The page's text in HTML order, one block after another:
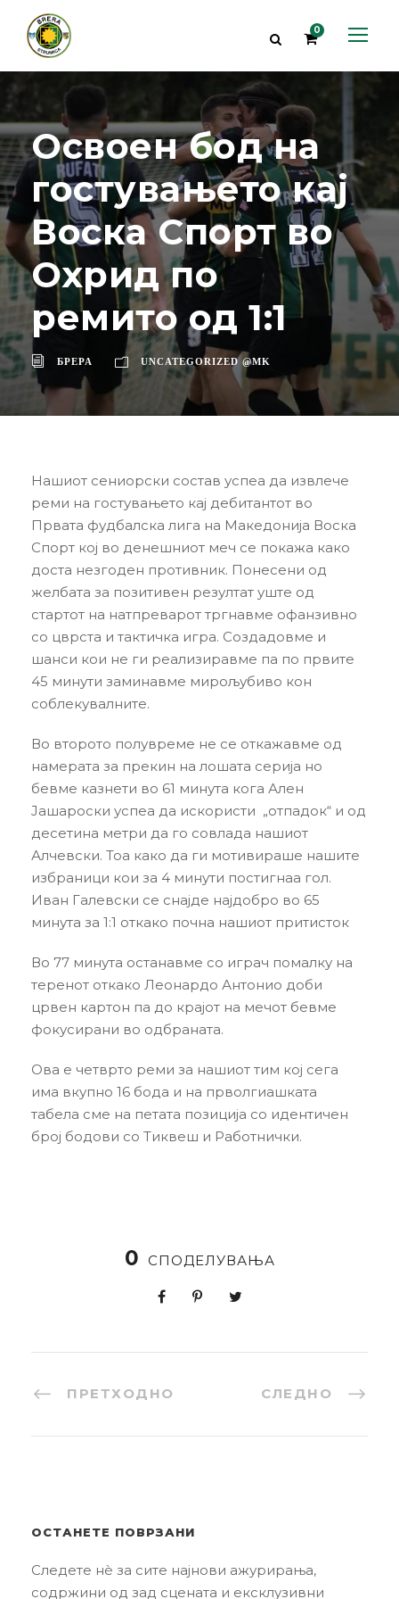
0
Освоен бод на
гостувањето кај
Воска Спорт во
Охрид по
ремито од 1:1
БРЕРА UNCATEGORIZED @MK
Нашиот сениорски состав успеа да извлече
реми на гостувањето кај дебитантот во
Првата фудбалска лига на Македонија Воска
Спорт кој во денешниот меч се покажа како
доста незгоден противник. Понесени од
желбата за позитивен резултат уште од
стартот на натпреварот тргнавме офанзивно
со цврста и тактичка игра. Создадовме и
шанси кои не ги реализиравме па по првите
45 минути заминавме мирољубиво кон
соблекувалните.
Во второто полувреме не се откажавме од
намерата за прекин на лошата серија но
бевме казнети во 61 минута кога Ален
Јашароски успеа да искористи „отпадок“ и од
десетина метри да го совлада нашиот
Алчевски. Тоа како да ги мотивираше нашите
избраници кои за 4 минути постигнаа гол.
Иван Галевски се снајде најдобро во 65
минута за 1:1 откако почна нашиот притисток
Во 77 минута останавме со играч помалку на
теренот откако Леонардо Антонио доби
црвен картон па до крајот на мечот бевме
фокусирани во одбраната.
Ова е четврто реми за нашиот тим кој сега
има вкупно 16 бода и на прволгиашката
табела сме на петата позиција со идентичен
број бодови со Тиквеш и Работнички.
0 СПОДЕЛУВАЊА
ПРЕТХОДНО СЛЕДНО
ОСТАНЕТЕ ПОВРЗАНИ
Следете нè за сите најнови ажурирања,
содржини од зад сцената и ексклузивни